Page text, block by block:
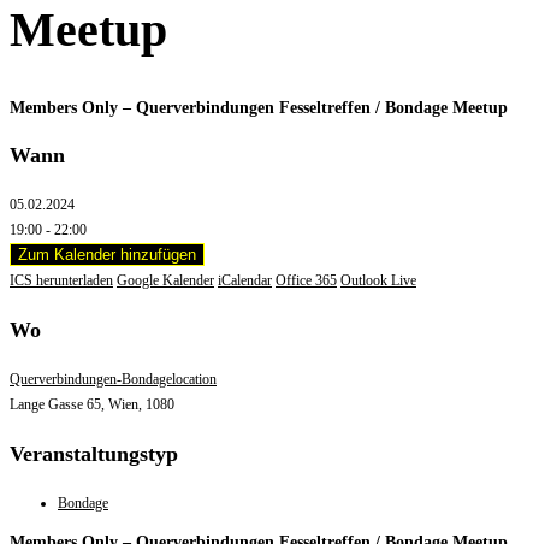
Meetup
Members Only – Querverbindungen Fesseltreffen / Bondage Meetup
Wann
05.02.2024
19:00 - 22:00
Zum Kalender hinzufügen
ICS herunterladen Google Kalender iCalendar Office 365 Outlook Live
Wo
Querverbindungen-Bondagelocation
Lange Gasse 65, Wien, 1080
Veranstaltungstyp
Bondage